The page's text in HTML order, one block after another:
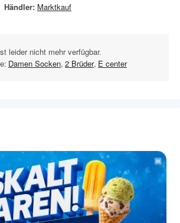
Händler: Marktkauf
leider nicht mehr verfügbar.
Damen Socken, 2 Brüder, E center